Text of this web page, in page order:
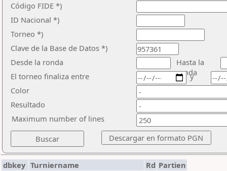
Código FIDE *)
ID Nacional *)
Torneo *)
Clave de la Base de Datos *)
Desde la ronda
Hasta la
ronda
El torneo finaliza entre
Color
Resultado
y
Maximum number of lines
dbkey Turniername Rd Partien